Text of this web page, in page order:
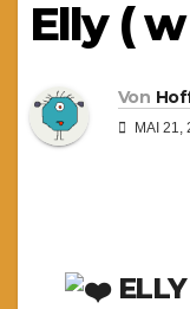
Elly ( w
Von
MAI 21,
ELLY